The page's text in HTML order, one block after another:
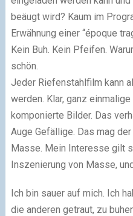
beäugt wird? Kaum im
Erwähnung einer “époque
Kein Buh. Kein Pfeifen.
schön.
Jeder Riefenstahlfilm kann
werden. Klar, ganz
komponierte Bilder. Das
Auge Gefällige. Das mag
Masse. Mein Interesse gilt
Inszenierung von Masse,
Ich bin sauer auf mich. Ich
die anderen getraut, zu